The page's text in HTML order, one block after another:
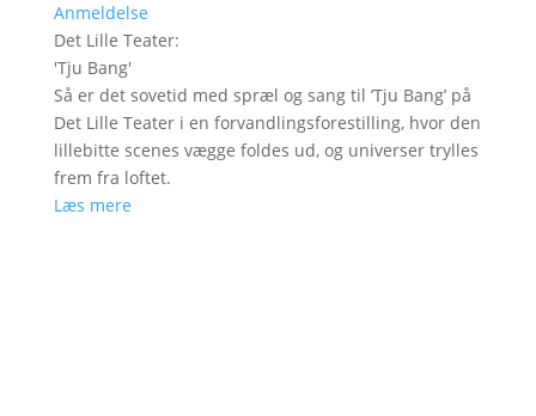
Anmeldelse
Det Lille Teater:
'Tju Bang'
Så er det sovetid med spræl og sang til ’Tju Bang’ på
Det Lille Teater i en forvandlingsforestilling, hvor den
lillebitte scenes vægge foldes ud, og universer trylles
frem fra loftet.
Læs mere